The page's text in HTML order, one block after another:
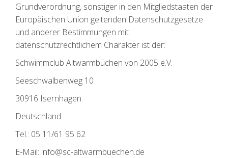
Grundverordnung, sonstiger in den Mitgliedstaaten der
Europäischen Union geltenden Datenschutzgesetze
und anderer Bestimmungen mit
datenschutzrechtlichem Charakter ist der:
Schwimmclub Altwarmbüchen von 2005 e.V.
Seeschwalbenweg 10
30916 Isernhagen
Deutschland
Tel.: 05 11/61 95 62
E-Mail: info@sc-altwarmbuechen.de